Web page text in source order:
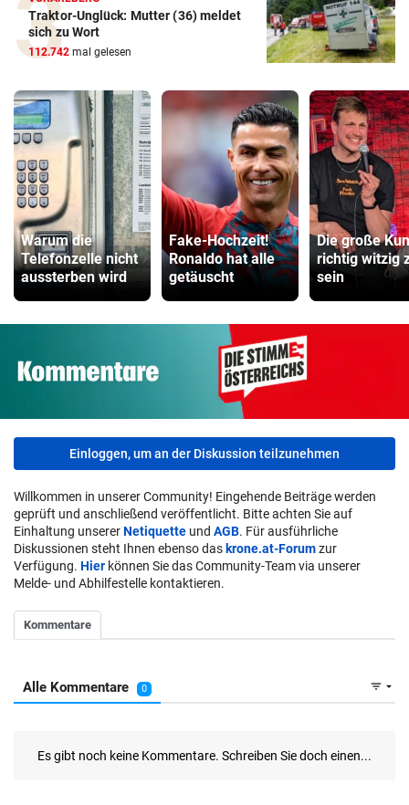
Traktor-Unglück: Mutter (36) meldet
sich zu Wort
112.742 mal gelesen
Warum die
Telefonzelle nicht
aussterben wird
Fake-Hochzeit!
Ronaldo hat alle
getäuscht
Die große
richtig witzig
sein
Einloggen, um an der Diskussion teilzunehmen
Willkommen in unserer Community! Eingehende Beiträge werden
geprüft und anschließend veröffentlicht. Bitte achten Sie auf
Einhaltung unsererNetiquette und AGB. Für ausführliche
Diskussionen steht Ihnen ebenso das krone.at-Forumzur
Verfügung. Hier können Sie das Community-Team via unserer
Melde- und Abhilfestelle kontaktieren.